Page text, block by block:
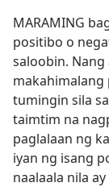
MARAMING
positibo o
saloobin. Nang
makahimalang
tumingin sila
taimtim na
paglalaan ng
iyan ng isang
naalaala nila